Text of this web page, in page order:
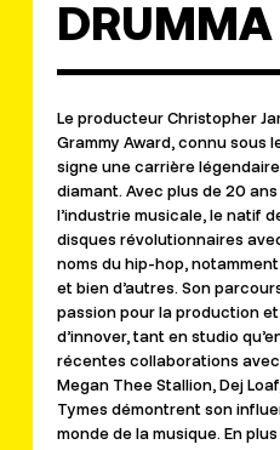
DRUMMA
Le producteur Christopher
Grammy Award, connu sous
signe une carrière
diamant. Avec plus de 20
l’industrie musicale, le natif
disques révolutionnaires
noms du hip-hop, notamment
et bien d’autres. Son
passion pour la production
d’innover, tant en studio
récentes collaborations
Megan Thee Stallion, Dej
Tymes démontrent son
monde de la musique. En